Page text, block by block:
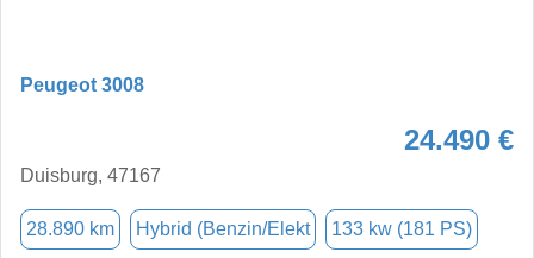
Peugeot 3008
24.490 €
Duisburg, 47167
28.890 km Hybrid (Benzin/Elekt 133 kw (181 PS)